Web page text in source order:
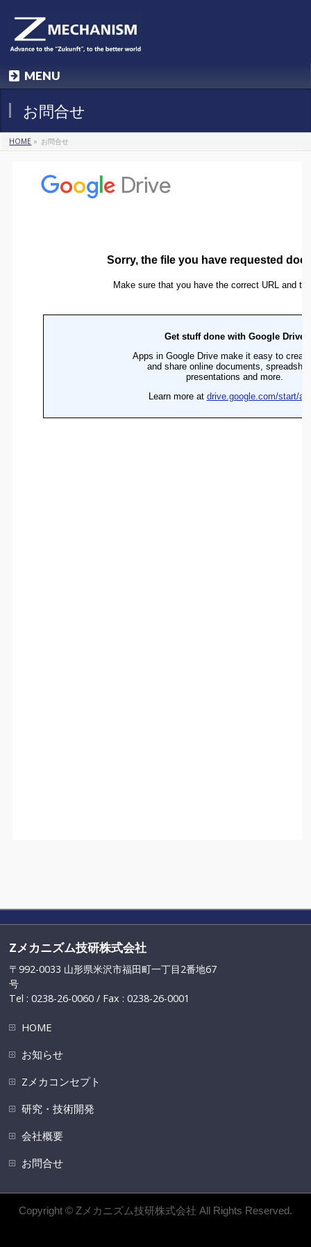
MENU
お問合せ
HOME » お問合せ
Zメカニズム技研株式会社
〒992-0033 山形県米沢市福田町一丁目2番地67
号
Tel : 0238-26-0060 / Fax : 0238-26-0001
HOME
お知らせ
Zメカコンセプト
研究・技術開発
会社概要
お問合せ
Copyright © Zメカニズム技研株式会社 All Rights Reserved.